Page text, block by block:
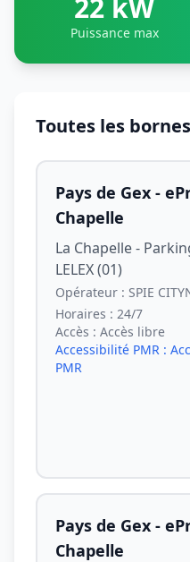
22 kW
Puissance max
Toutes les
Pays de Gex -
Chapelle
La Chapelle -
LELEX (01)
Opérateur : SPIE
Horaires : 24/7
Accès : Accès libre
Accessibilité PMR :
PMR
Pays de Gex -
Chapelle